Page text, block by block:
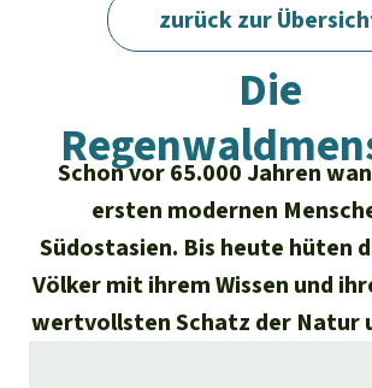
Alle News
Kids
Der Regenwald
Klima
Biodiversität
Schutzgebiete
Palmöl
Aktuelle Ausgabe
01/2026
04/2025
03/2025
Shop
Über uns
40 Jahre
Häufige Fragen
Medien
Presse
Presse-Echo
Suche
Deutsch
English
Testament
SpendenkontoRettet
Regenwald e. V.
DE11 430609672025
GENODEM1GLS
GLS Bank
IBAN kopieren
zurück zur
Regenwald Report 02/2023 ·
Die
Schon vor 65.000 Jahren
ersten modernen
Südostasien. Bis heute hüten
Völker mit ihrem Wissen und
wertvollsten Schatz der Natur